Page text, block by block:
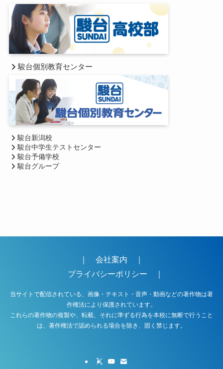
駿台個別教育センター
駿台新潟校
駿台中学生テストセンター
駿台予備学校
駿台グループ
｜ 会社案内
｜
プライバシーポリシー
｜
当サイトで配信されている、画像・テキスト・音声・動画などの著作物は著
作権法により保護されています。
これらの著作物の複製や、転載、それに準ずる行為を本校に無断で行うこと
は、著作権法で認められる場合を除き、固く禁じます。